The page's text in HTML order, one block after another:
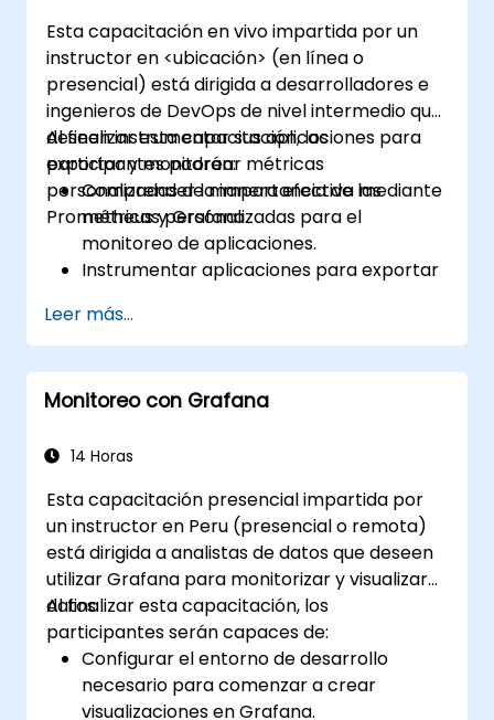
Esta capacitación en vivo impartida por un
instructor en <ubicación> (en línea o
presencial) está dirigida a desarrolladores e
ingenieros de DevOps de nivel intermedio que
deseen instrumentar sus aplicaciones para
exportar y monitorear métricas
personalizadas de manera efectiva mediante
Prometheus y Grafana.
Al finalizar esta capacitación, los
participantes podrán:
Comprender la importancia de las
métricas personalizadas para el
monitoreo de aplicaciones.
Instrumentar aplicaciones para exportar
Crear y configurar paneles en Grafana
para visualizar métricas personalizadas.
Aplicar las mejores prácticas para
integrar el monitoreo en el ciclo de vida
Leer más...
Monitoreo con Grafana
14 Horas
Esta capacitación presencial impartida por
un instructor en Peru (presencial o remota)
está dirigida a analistas de datos que deseen
utilizar Grafana para monitorizar y visualizar
datos.
Al finalizar esta capacitación, los
participantes serán capaces de:
Configurar el entorno de desarrollo
necesario para comenzar a crear
visualizaciones en Grafana.